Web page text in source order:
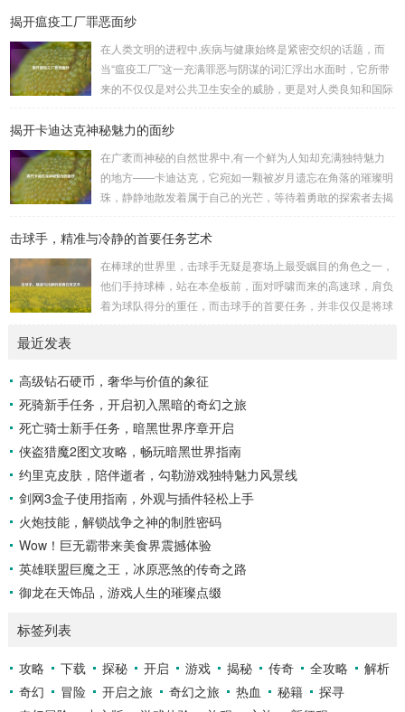
大陆的那一刻起，便肩负着守护的重任，他们身躯魁梧，手持
来自各方的邪恶势力，最初，他们凭借着基础的技能和坚定的
意志，在一次次战斗中积累着经验，不断成长，无论是在阴森
恐怖的地下墓穴，还是在战火纷飞的前线战场，守...
揭开瘟疫工厂罪恶面纱
在人类文明的进程中,疾病与健康始终是紧密交织的话题，而
当“瘟疫工厂”这一充满罪恶与阴谋的词汇浮出水面时，它所带
来的不仅仅是对公共卫生安全的威胁，更是对人类良知和国际
是一些别有用心的势力为了实现其不可告人的目的，秘密设立
科学研究的外衣，实则干着违背人道、危害全球的勾当。 从
历史上看,生物武器的使用曾经给人类带来过惨痛的教训，在
战争时期，某些国家就曾利用细菌、病毒...
揭开卡迪达克神秘魅力的面纱
在广袤而神秘的自然世界中,有一个鲜为人知却充满独特魅力
的地方——卡迪达克，它宛如一颗被岁月遗忘在角落的璀璨明
珠，静静地散发着属于自己的光芒，等待着勇敢的探索者去揭
复杂多样的地形地貌，高耸入云的山脉连绵起伏，像是大自然
照耀下闪耀着刺眼的银光，仿佛是大自然赐予这片土地的皇
冠，而山脚下，则是一片郁郁葱葱的森林，森林里树木种类繁
多，高大的乔木遮天蔽日，阳光只能透过枝叶的缝隙...
击球手，精准与冷静的首要任务艺术
在棒球的世界里，击球手无疑是赛场上最受瞩目的角色之一，
他们手持球棒，站在本垒板前，面对呼啸而来的高速球，肩负
着为球队得分的重任，而击球手的首要任务，并非仅仅是将球
滑球，击球手需要在极短的时间内，准确判断球的速度、方向
和落点，然后调整自己的击球动作，这不仅要求击球手具备出
色的视力和反应能力,更需要大量的训练来培养对球...
最近发表
高级钻石硬币，奢华与价值的象征
死骑新手任务，开启初入黑暗的奇幻之旅
死亡骑士新手任务，暗黑世界序章开启
侠盗猎魔2图文攻略，畅玩暗黑世界指南
约里克皮肤，陪伴逝者，勾勒游戏独特魅力风景线
剑网3盒子使用指南，外观与插件轻松上手
火炮技能，解锁战争之神的制胜密码
Wow！巨无霸带来美食界震撼体验
英雄联盟巨魔之王，冰原恶煞的传奇之路
御龙在天饰品，游戏人生的璀璨点缀
标签列表
攻略 下载 探秘 开启 游戏 揭秘 传奇 全攻略
解析
奇幻
冒险 开启之旅 奇幻之旅 热血 秘籍
探寻